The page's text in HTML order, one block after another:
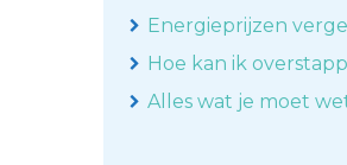
Energieprijzen
Hoe kan ik
Alles wat je moet